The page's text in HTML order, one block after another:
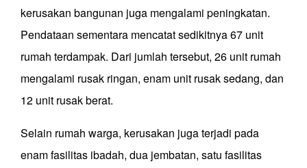
kerusakan bangunan juga mengalami peningkatan.
Pendataan sementara mencatat sedikitnya 67 unit
rumah terdampak. Dari jumlah tersebut, 26 unit rumah
mengalami rusak ringan, enam unit rusak sedang, dan
12 unit rusak berat.
Selain rumah warga, kerusakan juga terjadi pada
enam fasilitas ibadah, dua jembatan, satu fasilitas